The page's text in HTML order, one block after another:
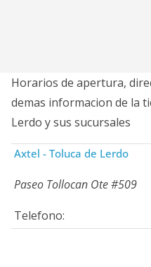
Horarios de apertura,
demas informacion de la
Lerdo y sus sucursales
Axtel - Toluca de Lerdo
Paseo Tollocan Ote #509
Telefono: